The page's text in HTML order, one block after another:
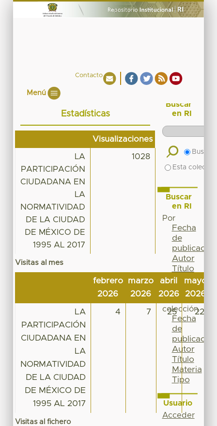
Contacto
Menú
Estadísticas
Visualizaciones
LA
PARTICIPACIÓN
CIUDADANA EN
LA
NORMATIVIDAD
DE LA CIUDAD
DE MÉXICO DE
1995 AL 2017
1028
Visitas al mes
febrero
2026
marzo
2026
abril
2026
mayo
2026
LA
PARTICIPACIÓN
CIUDADANA EN
LA
NORMATIVIDAD
DE LA CIUDAD
DE MÉXICO DE
1995 AL 2017
4 7 25 22
Visitas al fichero
Buscar
en RI
Buscar
Esta
Buscar
en RI
Por
Fecha
de
publicación
Autor
Título
Materia
Tipo
colección
Fecha
de
publicación
Autor
Título
Materia
Tipo
Usuario
Acceder